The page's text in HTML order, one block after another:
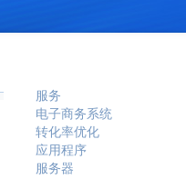
服务
电子商务系统
转化率优化
应用程序
服务器